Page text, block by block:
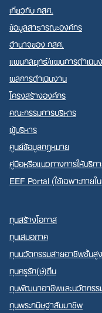
Search
for:
เกี่ยวกับ กสศ.
ข้อมูลสาธารณะองค์กร
อำนาจของ กสศ.
แผนกลยุทธ์/แผนการดำเนิน
ผลการดำเนินงาน
โครงสร้างองค์กร
คณะกรรมการบริหาร
ผู้บริหาร
ศูนย์ข้อมูลกฎหมาย
คู่มือหรือแนวทางการให้บริ
EEF Portal (ใช้เฉพาะภายใ
ทุนสร้างโอกาส
ทุนเสมอภาค
ทุนนวัตกรรมสายอาชีพชั้นสูง
ทุนครูรัก(ษ์)ถิ่น
ทุนพัฒนาอาชีพและนวัตกรร
ทุนพระกนิษฐาสัมมาชีพ